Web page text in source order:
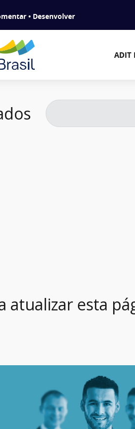
• Desenvolver
ADIT
atualizar esta